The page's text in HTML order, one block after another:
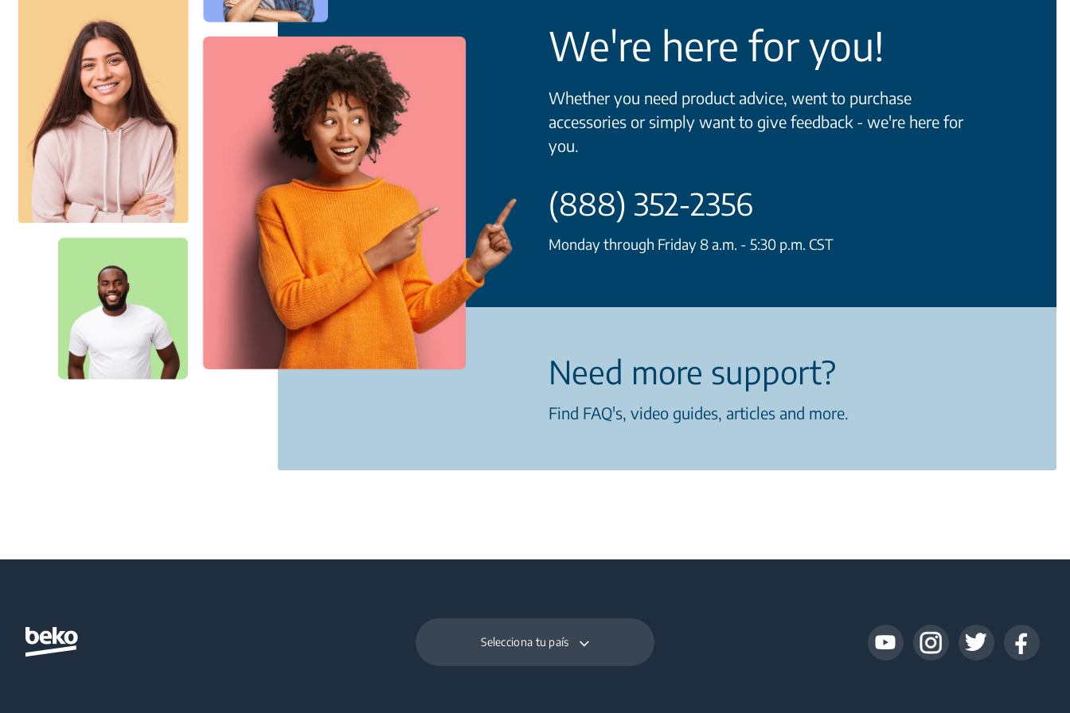
We're here for you!
Whether you need product advice, went to purchase
accessories or simply want to give feedback - we're here for
you.
(888) 352-2356
Monday through Friday 8 a.m. - 5:30 p.m. CST
Need more support?
Find FAQ's, video guides, articles and more.
Selecciona tu país